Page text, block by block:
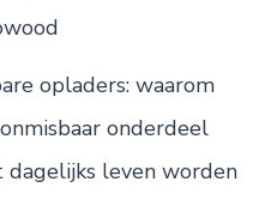
opladers: waarom
onderdeel
dagelijks leven worden